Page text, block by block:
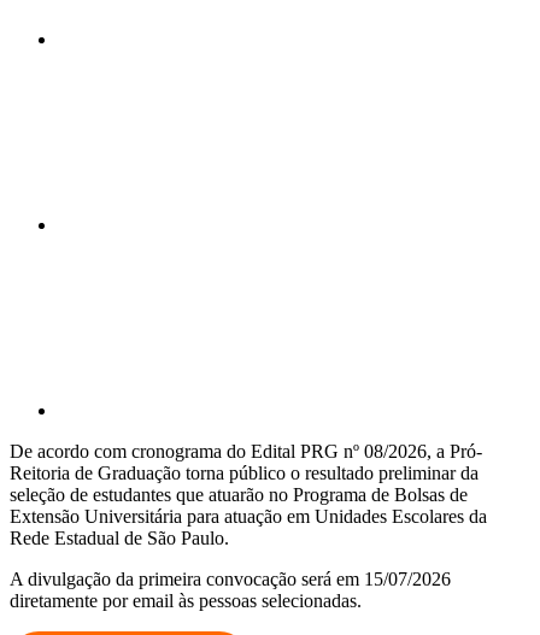
De acordo com cronograma do Edital PRG nº 08/2026, a Pró-
Reitoria de Graduação torna público o resultado preliminar da
seleção de estudantes que atuarão no Programa de Bolsas de
Extensão Universitária para atuação em Unidades Escolares da
Rede Estadual de São Paulo.
A divulgação da primeira convocação será em 15/07/2026
diretamente por email às pessoas selecionadas.